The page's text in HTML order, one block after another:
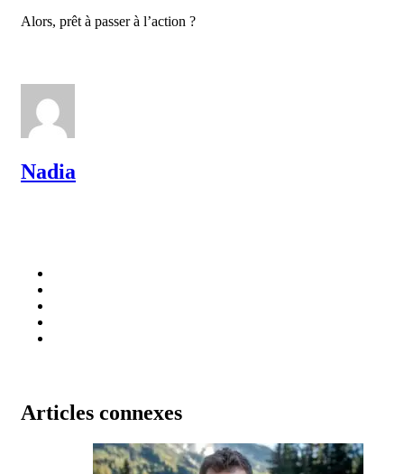
Alors, prêt à passer à l’action ?
Nadia
Articles connexes